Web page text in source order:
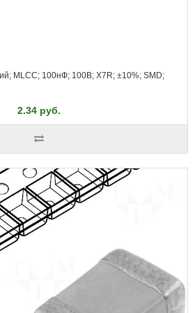
MLCC; 100нФ; 100В; X7R; ±10%; SMD;
2.34 руб.